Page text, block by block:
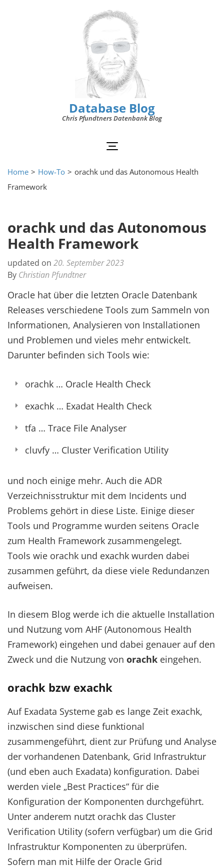
Database Blog
Chris Pfundtners Datenbank Blog
Home > How-To > orachk und das Autonomous Health
Framework
orachk und das Autonomous
Health Framework
updated on 20. September 2023
By Christian Pfundtner
Oracle hat über die letzten Oracle Datenbank
Releases verschiedene Tools zum Sammeln von
Informationen, Analysieren von Installationen
und Problemen und vieles mehr entwickelt.
Darunter befinden sich Tools wie:
orachk … Oracle Health Check
exachk … Exadat Health Check
tfa … Trace File Analyser
cluvfy … Cluster Verification Utility
und noch einige mehr. Auch die ADR
Verzeichnisstruktur mit dem Incidents und
Problems gehört in diese Liste. Einige dieser
Tools und Programme wurden seitens Oracle
zum Health Framework zusammengelegt.
Tools wie orachk und exachk wurden dabei
zusammen geführt, da diese viele Redundanzen
aufweisen.
In diesem Blog werde ich die aktuelle Installation
und Nutzung vom AHF (Autonomous Health
Framework) eingehen und dabei genauer auf den
Zweck und die Nutzung von orachk eingehen.
orachk bzw exachk
Auf Exadata Systeme gab es lange Zeit exachk,
inzwischen sind diese funktional
zusammengeführt, dient zur Prüfung und Analyse
der vorhandenen Datenbank, Grid Infrastruktur
(und eben auch Exadata) konfiguration. Dabei
werden viele „Best Practices“ für die
Konfiguration der Komponenten durchgeführt.
Unter anderem nutzt orachk das Cluster
Verification Utility (sofern verfügbar) um die Grid
Infrastruktur Komponenten zu überprüfen.
Sofern man mit Hilfe der Oracle Grid